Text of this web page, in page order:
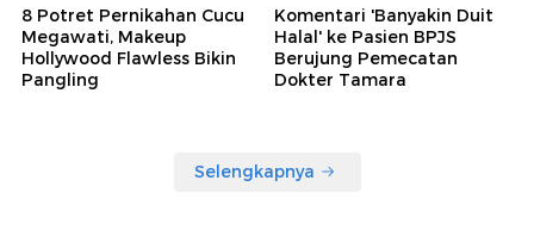
8 Potret Pernikahan Cucu
Megawati, Makeup
Hollywood Flawless Bikin
Pangling
Komentari 'Banyakin Duit
Halal' ke Pasien BPJS
Berujung Pemecatan
Dokter Tamara
Selengkapnya